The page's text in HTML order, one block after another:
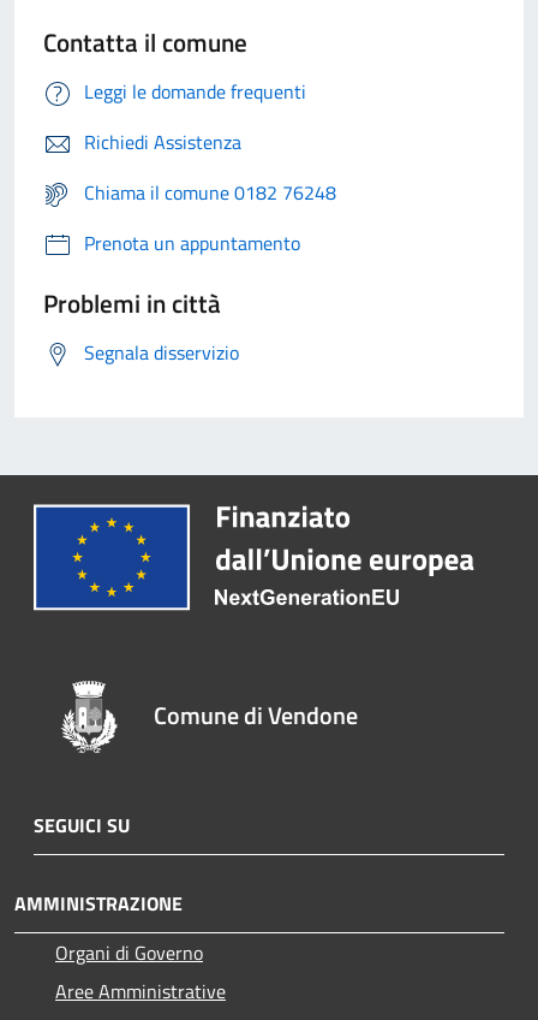
Contatta il comune
Leggi le domande frequenti
Richiedi Assistenza
Chiama il comune 0182 76248
Prenota un appuntamento
Problemi in città
Segnala disservizio
Comune di Vendone
SEGUICI SU
AMMINISTRAZIONE
Organi di Governo
Aree Amministrative